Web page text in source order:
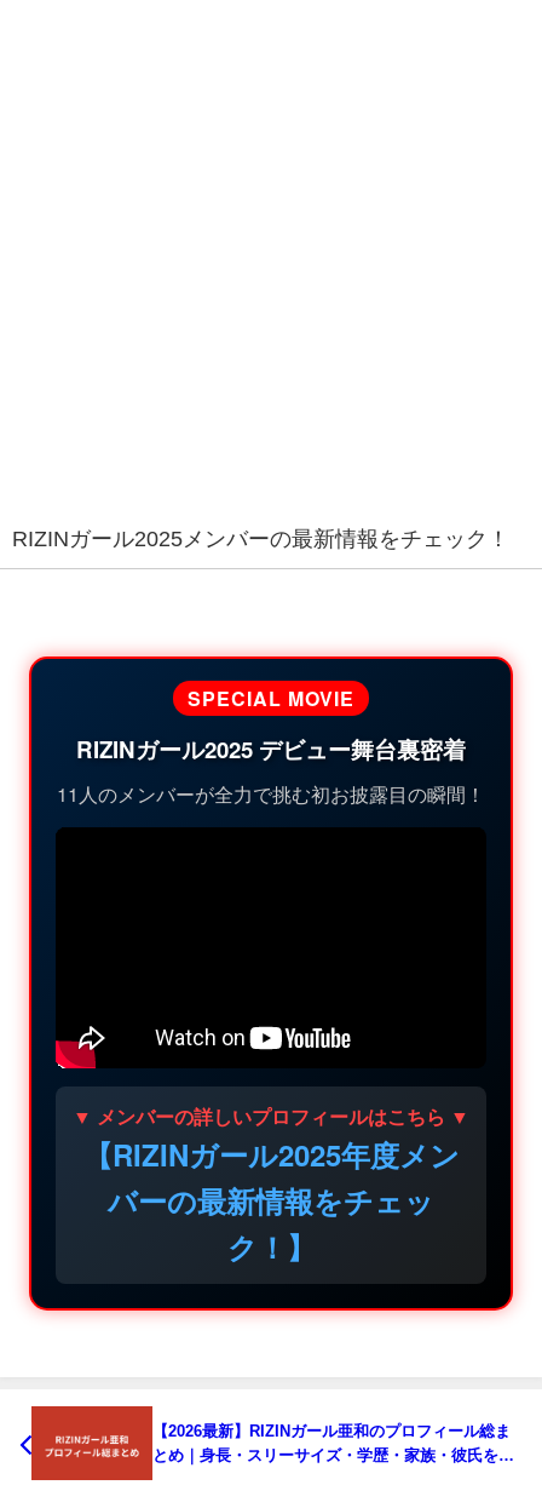
RIZINガール2025メンバーの最新情報をチェック！
SPECIAL MOVIE
RIZINガール2025 デビュー舞台裏密着
11人のメンバーが全力で挑む初お披露目の瞬間！
▼ メンバーの詳しいプロフィールはこちら ▼
【RIZINガール2025年度メン
バーの最新情報をチェッ
ク！】
【2026最新】RIZINガール亜和のプロフィール総ま
とめ｜身長・スリーサイズ・学歴・家族・彼氏を整